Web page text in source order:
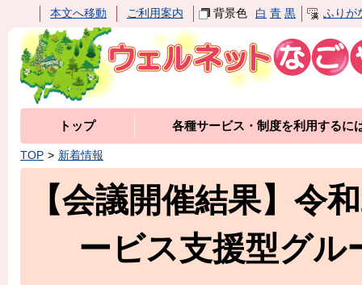
本文へ移動 ご利用案内 背景色 白 青 黒 ふりが
トップ 各種サービス・制度を利用するに
TOP 新着情報
【会議開催結果】令
ービス支援型グル